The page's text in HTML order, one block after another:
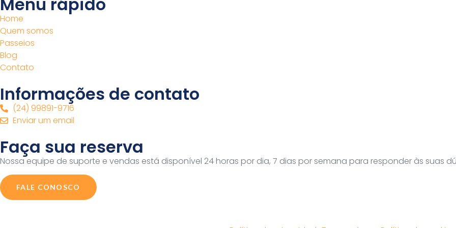
Home
Quem somos
Passeios
Blog
Contato
Informações de contato
(24) 99891-9716
Enviar um email
Faça sua reserva
Nossa equipe de suporte e vendas está disponível 24 horas por dia, 7 dias por semana para responder às suas
FALE CONOSCO